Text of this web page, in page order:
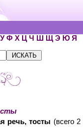
У Ф Х Ц Ч Ш Щ Э Ю Я
речь, тосты (всего 2